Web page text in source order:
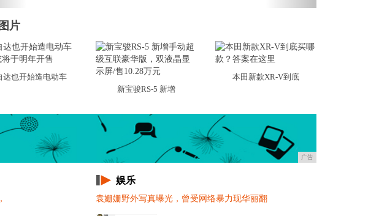
图片
达也开始造电动车
新宝骏RS-5 新增
本田新款XR-V到底
广告
娱乐
袁姗姗野外写真曝光，曾受网络暴力现华丽翻